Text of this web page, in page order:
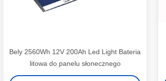
Bely 2560Wh 12V 200Ah Led Light Bateria
litowa do panelu słonecznego